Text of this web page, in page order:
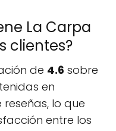
La Carpa
clientes?
de 4.6 sobre
en
lo que
entre los